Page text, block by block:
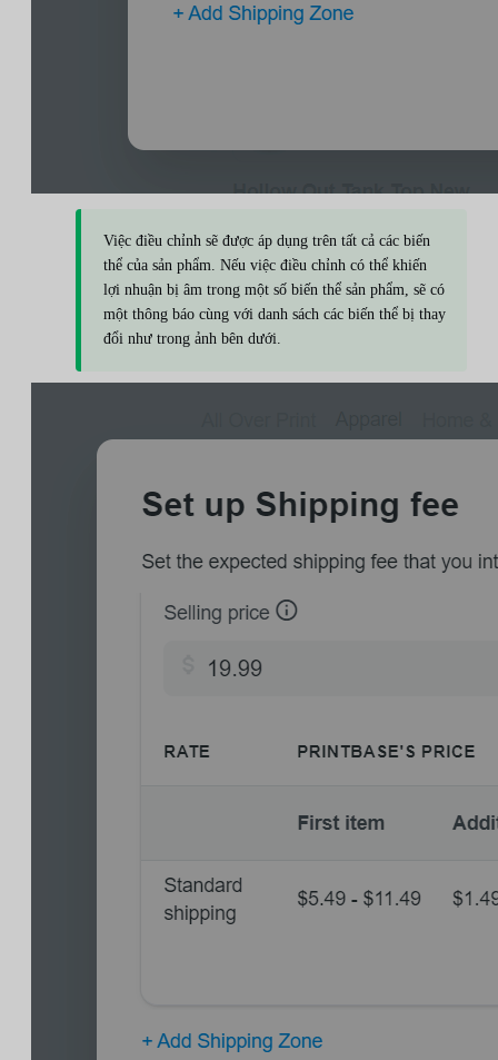
Việc điều chỉnh sẽ được áp dụng trên tất cả các biến
thể của sản phẩm. Nếu việc điều chỉnh có thể khiến
lợi nhuận bị âm trong một số biến thể sản phẩm, sẽ có
một thông báo cùng với danh sách các biến thể bị thay
đổi như trong ảnh bên dưới.